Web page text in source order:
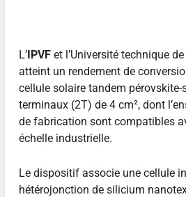
L’IPVFet l’Université technique
atteint un rendement de
cellule solaire tandem
terminaux (2T) de 4 cm², dont
de fabrication sont compatibles
échelle industrielle.
Le dispositif associe une cellule
hétérojonction de silicium